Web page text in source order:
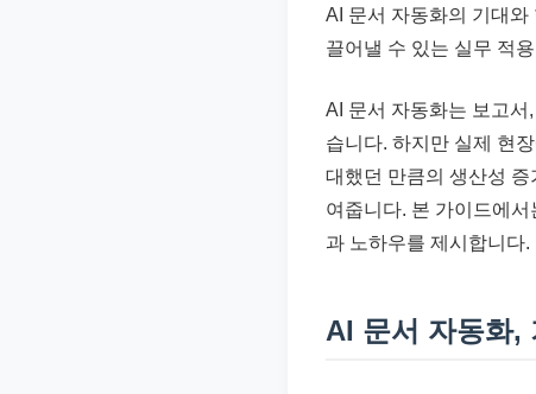
AI 문서 자동화의 기대와
끌어낼 수 있는 실무 적용
AI 문서 자동화는 보고서
습니다. 하지만 실제 현
대했던 만큼의 생산성
여줍니다. 본 가이드에
과 노하우를 제시합니다.
AI 문서 자동화,